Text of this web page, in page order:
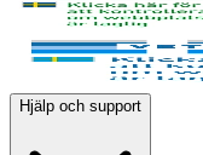
Hjälp och support